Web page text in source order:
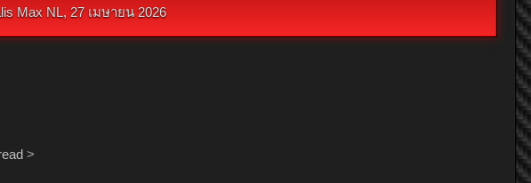
Max NL, 27 เมษายน 2026
>